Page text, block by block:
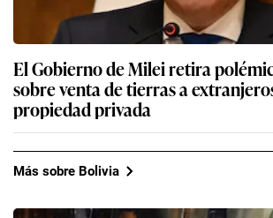
El Gobierno de Milei retira
sobre venta de tierras a
propiedad privada
Más sobre Bolivia